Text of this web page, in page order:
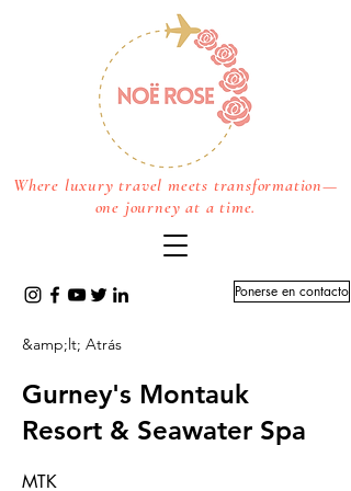
Where luxury travel meets transformation—
one journey at a time.
Ponerse en contacto
&amp;lt; Atrás
Gurney's Montauk
Resort & Seawater Spa
MTK